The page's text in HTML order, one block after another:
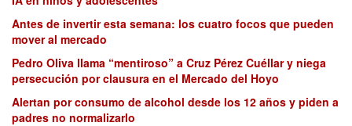
Antes de invertir esta semana: los cuatro focos que pueden
mover al mercado
Pedro Oliva llama “mentiroso” a Cruz Pérez Cuéllar y niega
persecución por clausura en el Mercado del Hoyo
Alertan por consumo de alcohol desde los 12 años y piden a
padres no normalizarlo